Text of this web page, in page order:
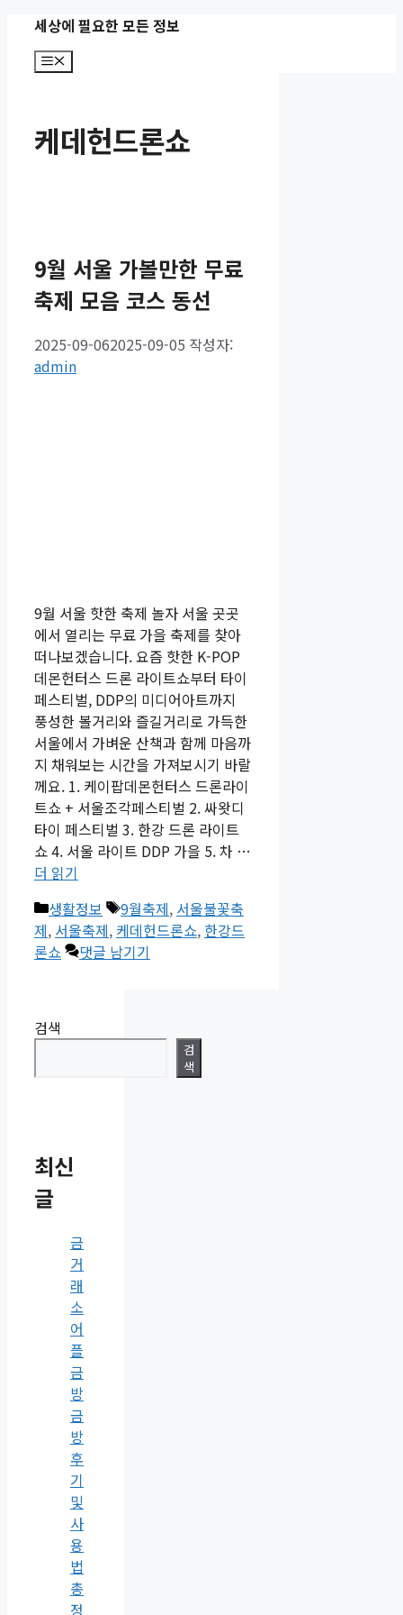
세상에 필요한 모든 정보
메
뉴
케데헌드론쇼
9월 서울 가볼만한 무료
축제 모음 코스 동선
2025-09-062025-09-05 작성자:
admin
9월 서울 핫한 축제 놀자 서울 곳곳
에서 열리는 무료 가을 축제를 찾아
떠나보겠습니다. 요즘 핫한 K-POP
데몬헌터스 드론 라이트쇼부터 타이
페스티벌, DDP의 미디어아트까지
풍성한 볼거리와 즐길거리로 가득한
서울에서 가벼운 산책과 함께 마음까
지 채워보는 시간을 가져보시기 바랄
께요. 1. 케이팝데몬헌터스 드론라이
트쇼 + 서울조각페스티벌 2. 싸왓디
타이 페스티벌 3. 한강 드론 라이트
쇼 4. 서울 라이트 DDP 가을 5. 차 …
더 읽기
카
테
고
생활정보
태
그
9월축제, 서울불꽃축
제, 서울축제, 케데헌드론쇼, 한강드
론쇼
댓글 남기기
검색
검
색
최신
글
금
거
래
소
어
플
금
방
금
방
후
기
및
사
용
법
총
정